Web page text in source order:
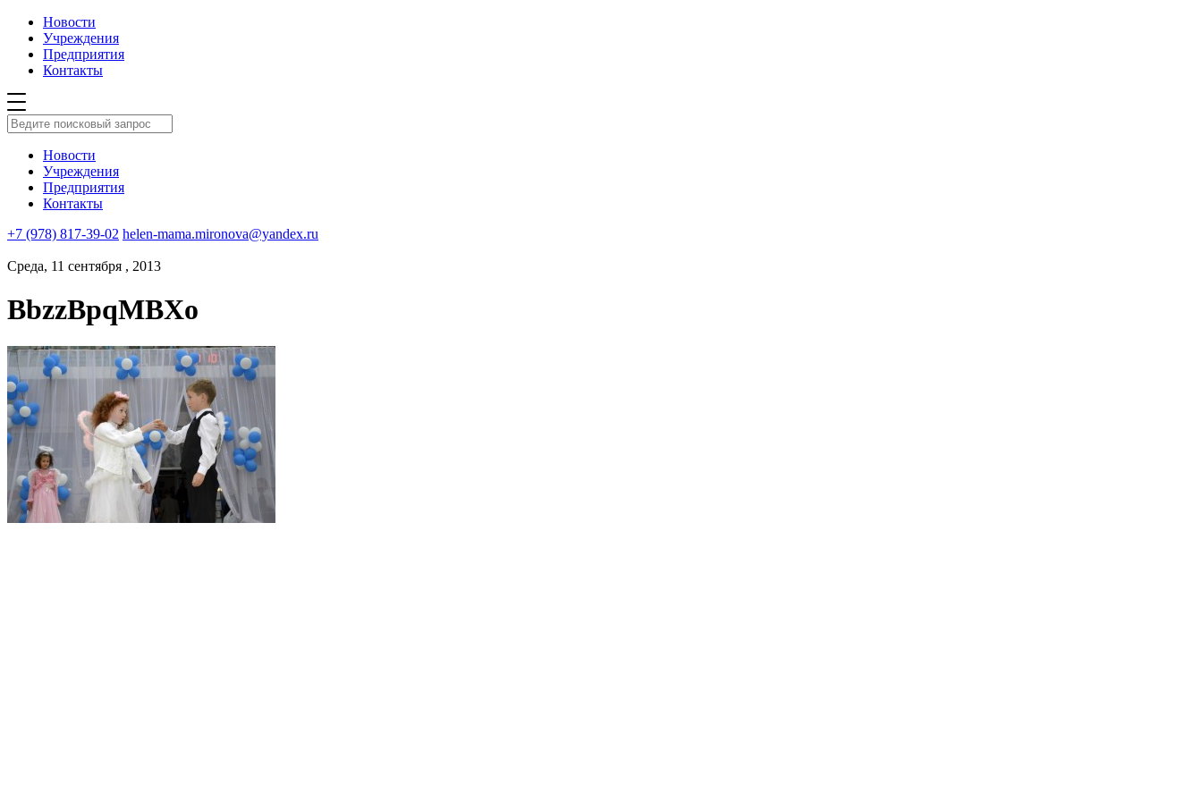
Новости
Учреждения
Предприятия
Контакты
Новости
Учреждения
Предприятия
Контакты
+7 (978) 817-39-02 helen-mama.mironova@yandex.ru
Среда, 11 сентября , 2013
BbzzBpqMBXo